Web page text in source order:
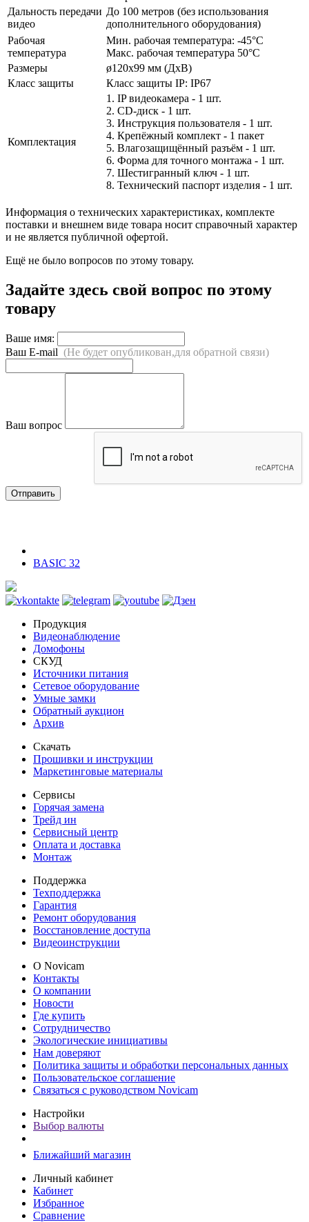
Дальность передачи
видео
До 100 метров (без использования
дополнительного оборудования)
Рабочая
температура
Мин. рабочая температура: -45°С
Макс. рабочая температура 50°С
Размеры
ø120x99 мм (ДхВ)
Класс защиты
Класс защиты IP: IP67
Комплектация
1. IP видеокамера - 1 шт.
2. СD-диск - 1 шт.
3. Инструкция пользователя - 1 шт.
4. Крепёжный комплект - 1 пакет
5. Влагозащищённый разъём - 1 шт.
6. Форма для точного монтажа - 1 шт.
7. Шестигранный ключ - 1 шт.
8. Технический паспорт изделия - 1 шт.
Информация о технических характеристиках, комплекте
поставки и внешнем виде товара носит справочный характер
и не является публичной офертой.
Ещё не было вопросов по этому товару.
Задайте здесь свой вопрос по этому
товару
Ваше имя:
Ваш E-mail (Не будет опубликован,для обратной связи)
Ваш вопрос
Отправить
BASIC 32
Продукция
Видеонаблюдение
Домофоны
СКУД
Источники питания
Сетевое оборудование
Умные замки
Обратный аукцион
Архив
Скачать
Прошивки и инструкции
Маркетинговые материалы
Сервисы
Горячая замена
Трейд ин
Сервисный центр
Оплата и доставка
Монтаж
Поддержка
Техподдержка
Гарантия
Ремонт оборудования
Восстановление доступа
Видеоинструкции
О Novicam
Контакты
О компании
Новости
Где купить
Сотрудничество
Экологические инициативы
Нам доверяют
Политика защиты и обработки персональных данных
Пользовательское соглашение
Связаться с руководством Novicam
Настройки
Выбор валюты
Ближайший магазин
Личный кабинет
Кабинет
Избранное
Сравнение